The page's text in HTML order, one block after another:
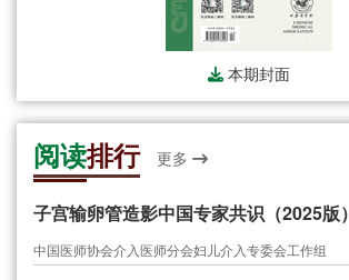
本期封面
阅读排行 更多
子宫输卵管造影中国专家共识（2025版）
中国医师协会介入医师分会妇儿介入专委会工作组